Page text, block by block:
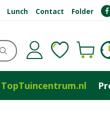
Lunch Contact Folder
TopTuincentrum.nl